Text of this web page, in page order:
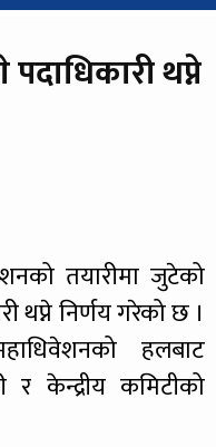
थप्ने
तयारीमा जुटेको
थप्ने निर्णय गरेको छ ।
हलबाट
र केन्द्रीय कमिटीको